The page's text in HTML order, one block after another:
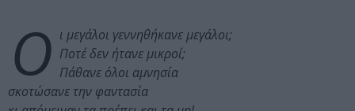
Ο ι μεγάλοι γεννηθήκανε μεγάλοι;
Ποτέ δεν ήτανε μικροί;
Πάθανε όλοι αμνησία
σκοτώσανε την φαντασία